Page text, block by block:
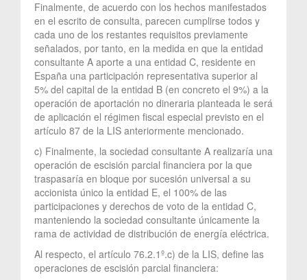
Finalmente, de acuerdo con los hechos manifestados
en el escrito de consulta, parecen cumplirse todos y
cada uno de los restantes requisitos previamente
señalados, por tanto, en la medida en que la entidad
consultante A aporte a una entidad C, residente en
España una participación representativa superior al
5% del capital de la entidad B (en concreto el 9%) a la
operación de aportación no dineraria planteada le será
de aplicación el régimen fiscal especial previsto en el
artículo 87 de la LIS anteriormente mencionado.
c) Finalmente, la sociedad consultante A realizaría una
operación de escisión parcial financiera por la que
traspasaría en bloque por sucesión universal a su
accionista único la entidad E, el 100% de las
participaciones y derechos de voto de la entidad C,
manteniendo la sociedad consultante únicamente la
rama de actividad de distribución de energía eléctrica.
Al respecto, el artículo 76.2.1º.c) de la LIS, define las
operaciones de escisión parcial financiera: